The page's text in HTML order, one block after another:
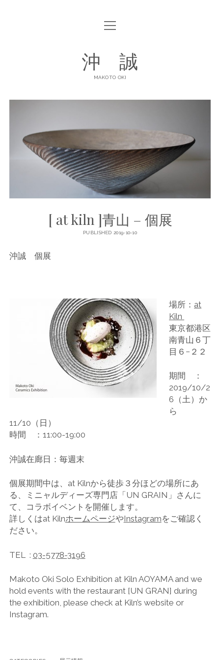
ABOUT
menu
ART POTTERY
CONTACT
open
沖 誠
MAKOTO OKI
[ at kiln ]青山 – 個展
PUBLISHED 2019-10-10
沖誠 個展
場所： at
Kiln
東京都港区
南青山６丁
目６−２２
期間 ：
2019/10/2
6（土）か
ら
11/10（日）
時間 ：11:00-19:00
沖誠在廊日：毎週末
個展期間中は、at Kilnから徒歩３分ほどの場所にあ
る、ミニャルディーズ専門店「UN GRAIN」さんに
て、コラボイベントを開催します。
詳しくはat KilnホームページやInstagramをご確認く
ださい。
TEL : 03-5778-3196
Makoto Oki Solo Exhibition at Kiln AOYAMA and we
hold events with the restaurant [UN GRAN] during
the exhibition, please check at Kiln’s website or
Instagram.